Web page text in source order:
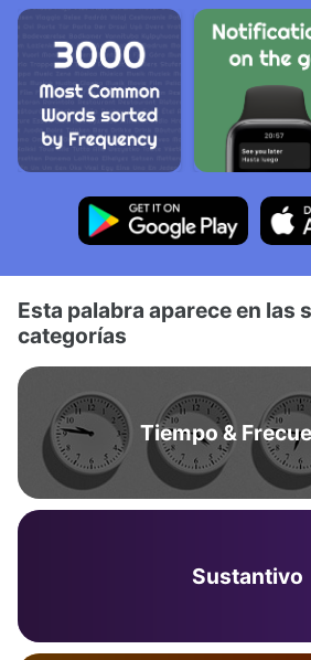
Esta palabra aparece en las
categorías
Tiempo &
Sustantivo